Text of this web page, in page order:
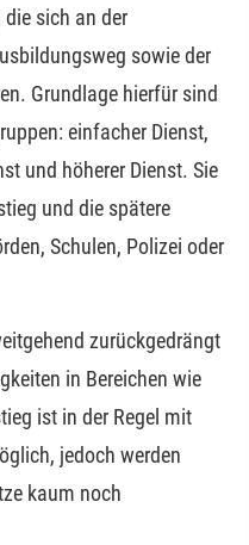
sich an der
sowie der
Grundlage hierfür sind
einfacher Dienst,
und höherer Dienst. Sie
und die spätere
Schulen, Polizei oder
zurückgedrängt
in Bereichen wie
ist in der Regel mit
jedoch werden
kaum noch